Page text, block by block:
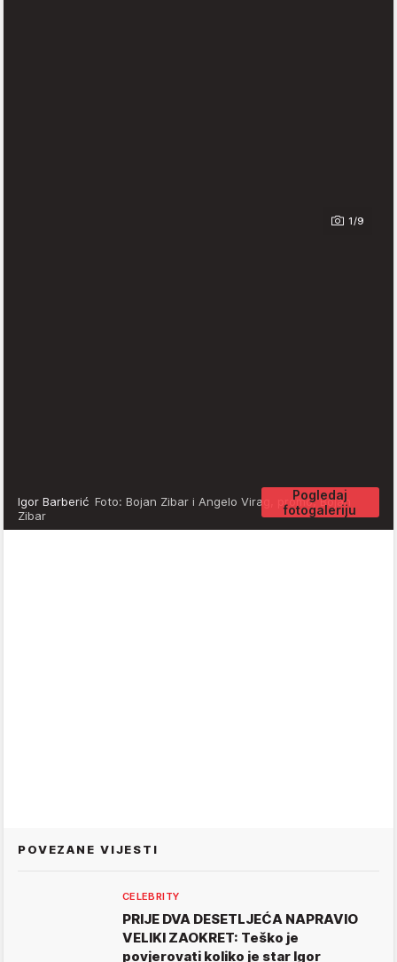
1/9
Pogledaj
fotogaleriju
Igor Barberić Foto: Bojan Zibar i Angelo Virag, promo, Bojan
Zibar
POVEZANE VIJESTI
CELEBRITY
PRIJE DVA DESETLJEĆA NAPRAVIO
VELIKI ZAOKRET: Teško je
povjerovati koliko je star Igor